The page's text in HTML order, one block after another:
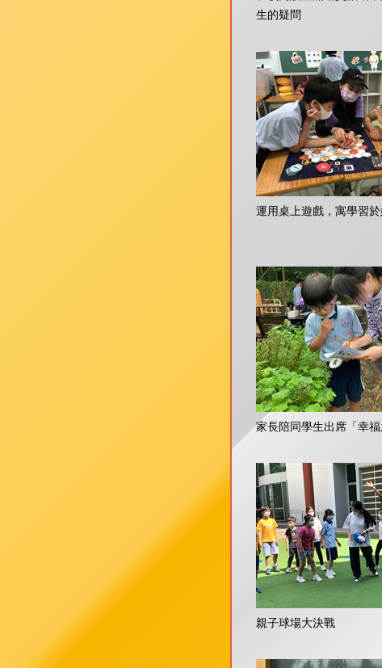
生的疑問
運用桌上遊戲，寓學習
家長陪同學生出席「幸
親子球場大決戰